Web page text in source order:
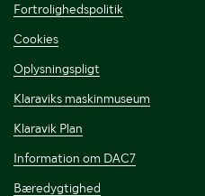
Fortrolighedspolitik
Cookies
Oplysningspligt
Klaraviks maskinmuseum
Klaravik Plan
Information om DAC7
Bæredygtighed